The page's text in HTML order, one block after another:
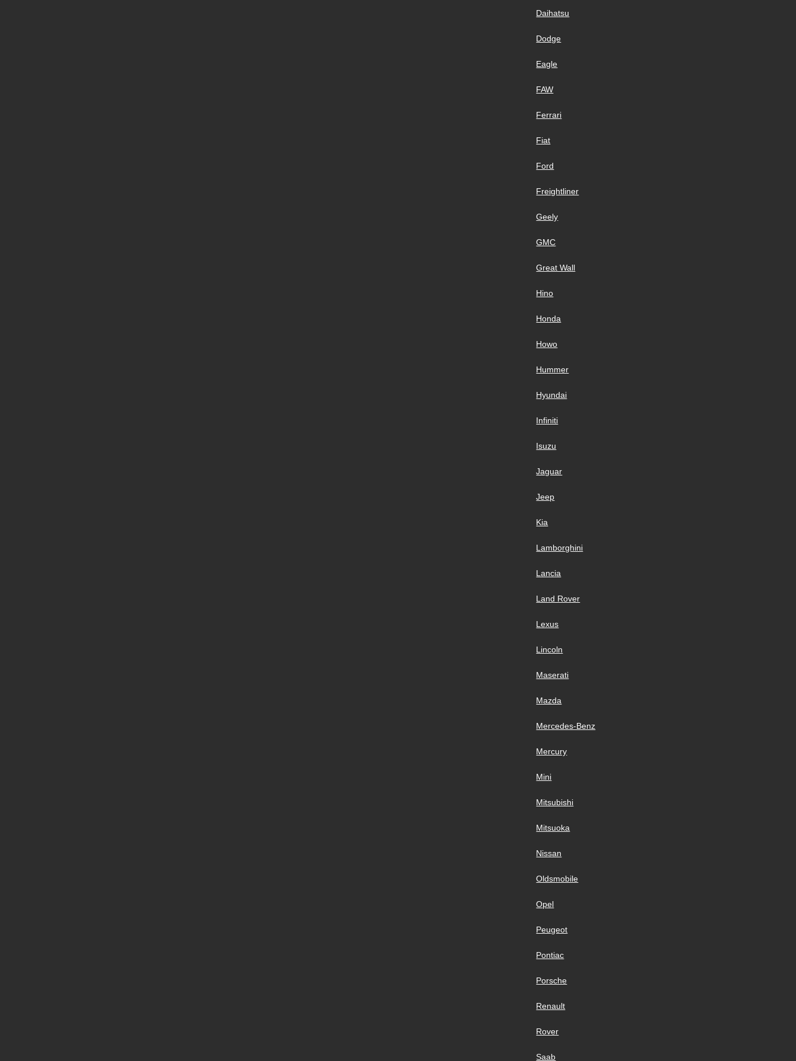
Daihatsu
Dodge
Eagle
FAW
Ferrari
Fiat
Ford
Freightliner
Geely
GMC
Great Wall
Hino
Honda
Howo
Hummer
Hyundai
Infiniti
Isuzu
Jaguar
Jeep
Kia
Lamborghini
Lancia
Land Rover
Lexus
Lincoln
Maserati
Mazda
Mercedes-Benz
Mercury
Mini
Mitsubishi
Mitsuoka
Nissan
Oldsmobile
Opel
Peugeot
Pontiac
Porsche
Renault
Rover
Saab